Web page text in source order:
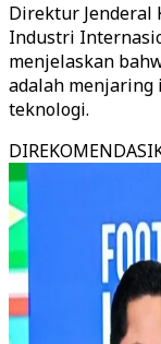
Direktur Jenderal
Industri
menjelaskan
adalah
teknologi.